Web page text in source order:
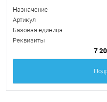
Назначение
Артикул
Базовая единица
Реквизиты
7